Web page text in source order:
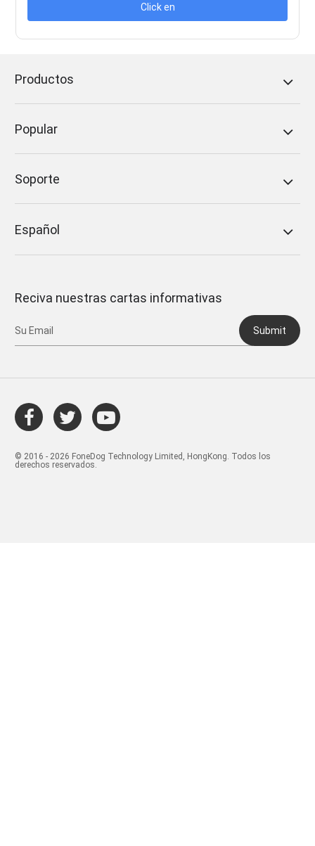
Click en
Productos
Popular
Soporte
Español
Reciva nuestras cartas informativas
Submit
© 2016 - 2026 FoneDog Technology Limited, HongKong. Todos los
derechos reservados.